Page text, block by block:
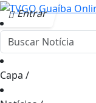
Entrar
Capa /